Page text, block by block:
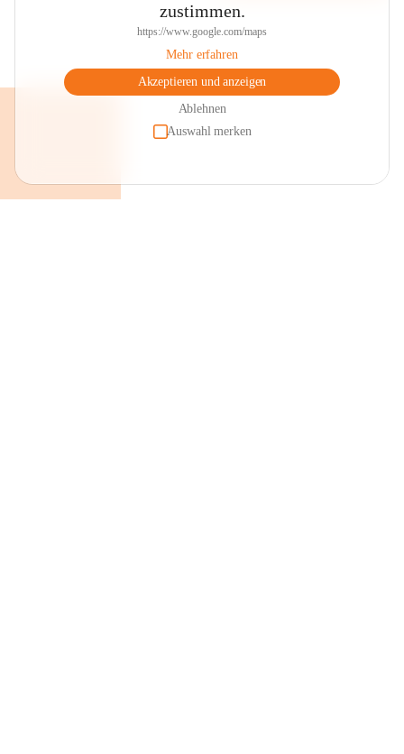
zustimmen.
https://www.google.com/maps
Mehr erfahren
Akzeptieren und anzeigen
Ablehnen
Auswahl merken